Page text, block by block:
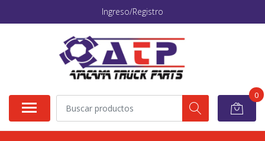
Ingreso/Registro
0